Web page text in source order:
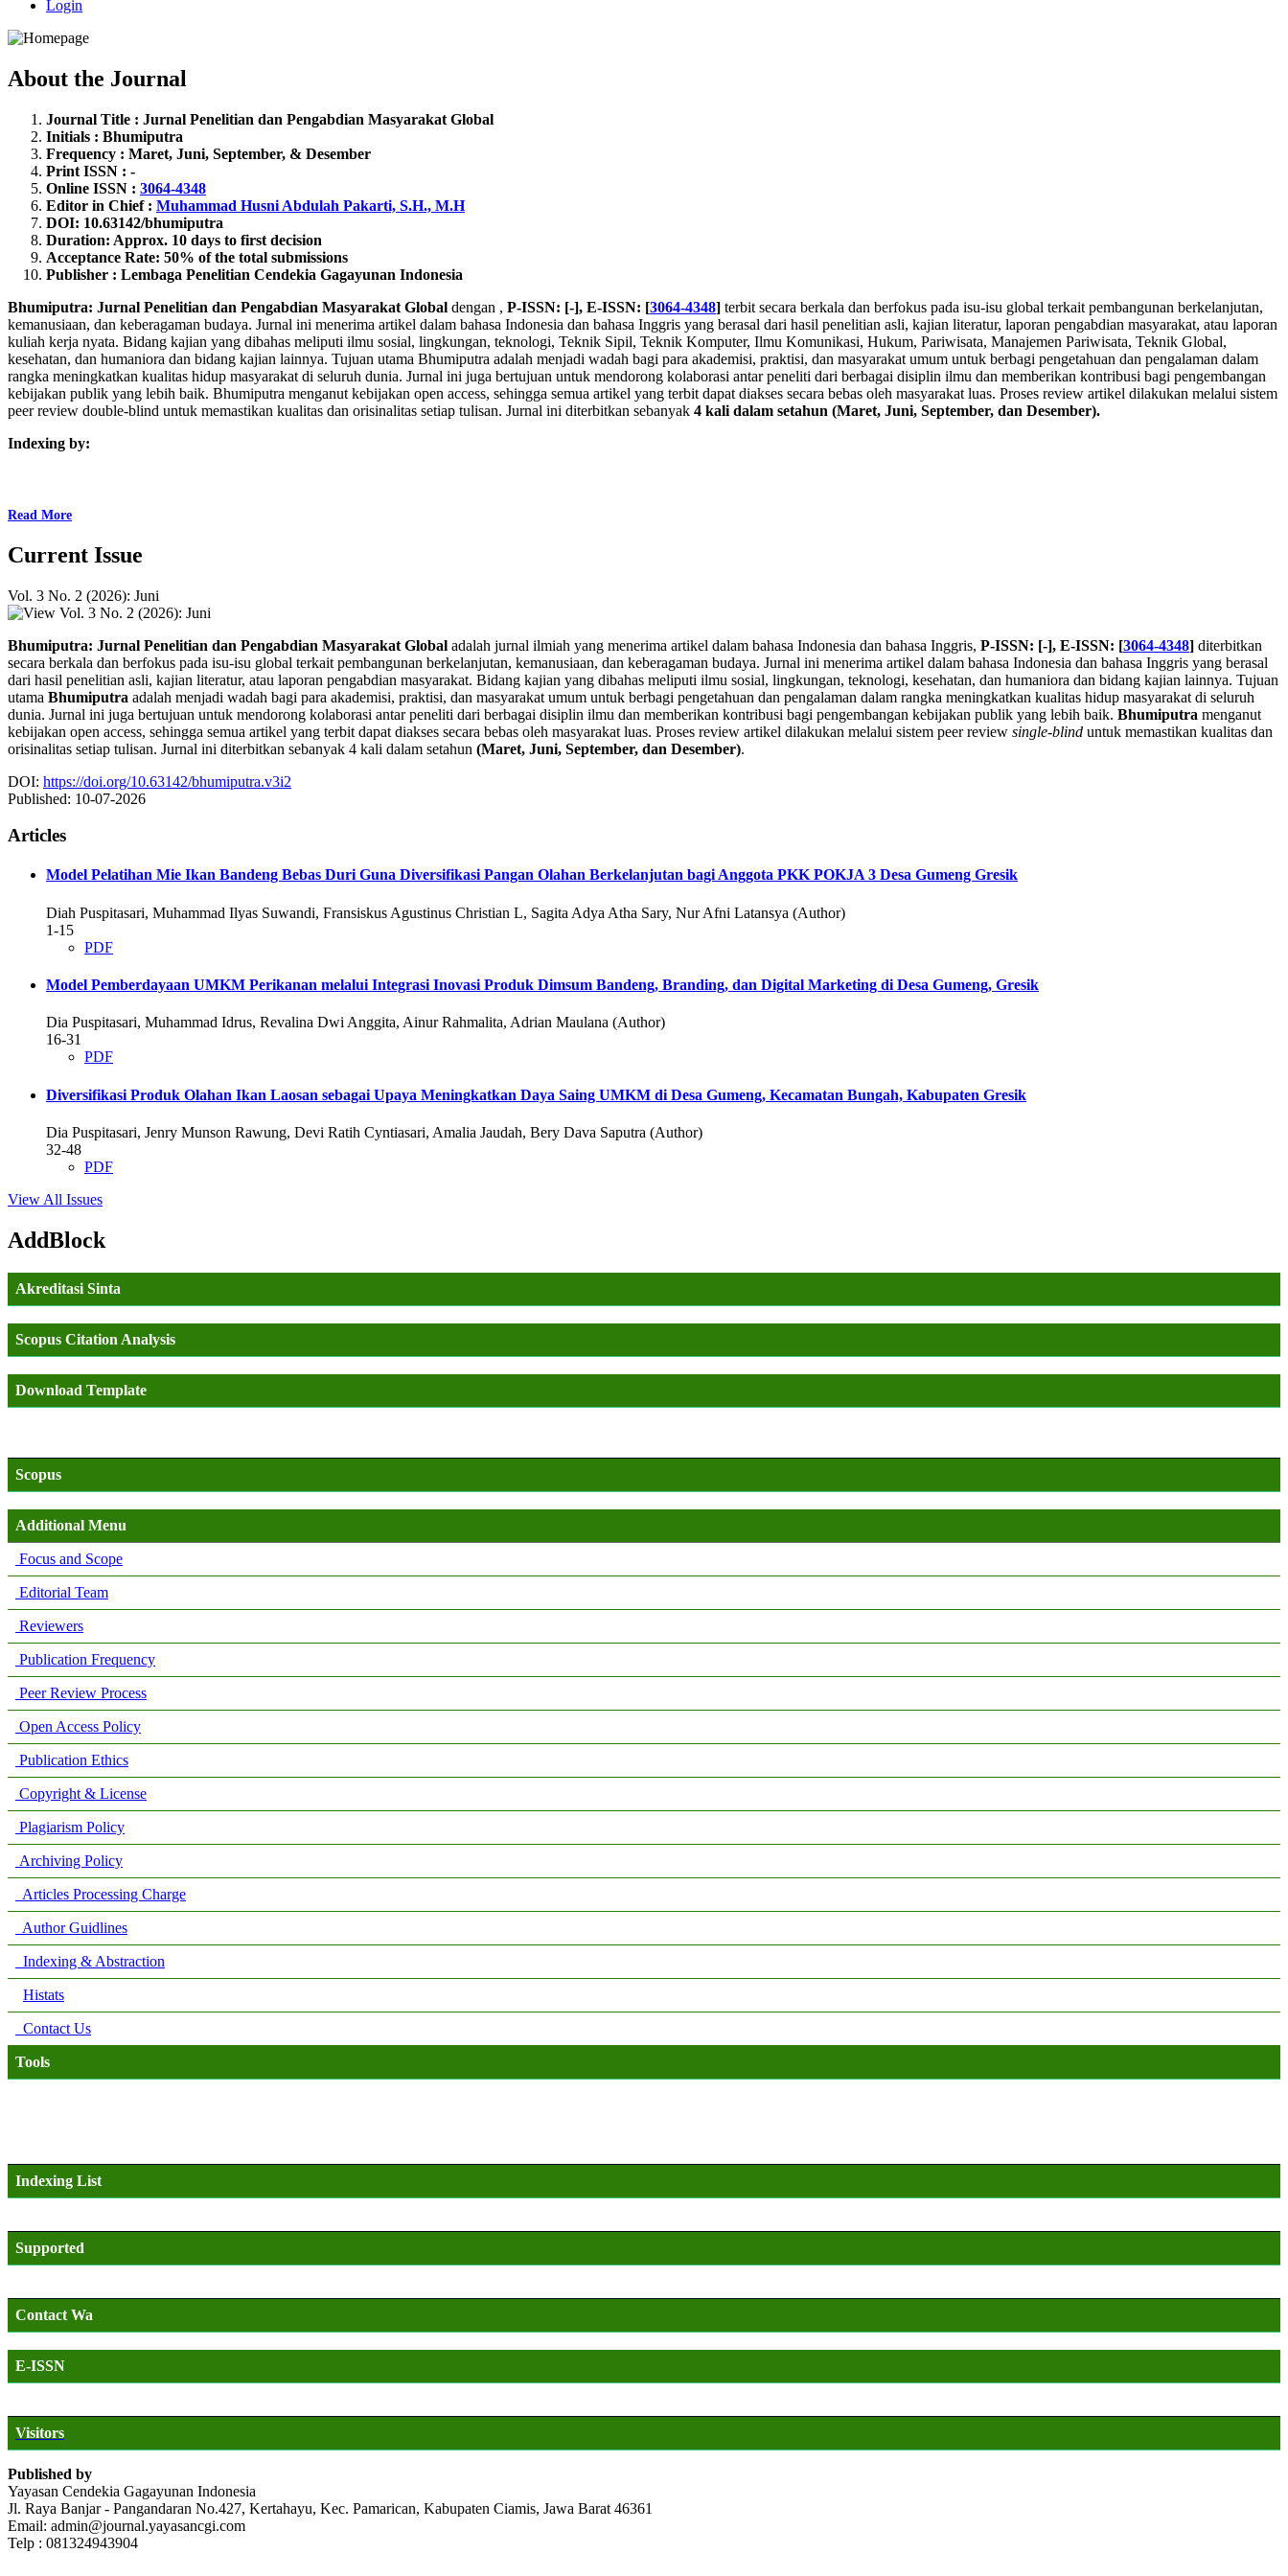
Login
About the Journal
Journal Title : Jurnal Penelitian dan Pengabdian Masyarakat Global
Initials : Bhumiputra
Frequency : Maret, Juni, September, & Desember
Print ISSN : -
Online ISSN : 3064-4348
Editor in Chief : Muhammad Husni Abdulah Pakarti, S.H., M.H
DOI: 10.63142/bhumiputra
Duration: Approx. 10 days to first decision
Acceptance Rate: 50% of the total submissions
Publisher : Lembaga Penelitian Cendekia Gagayunan Indonesia
Bhumiputra: Jurnal Penelitian dan Pengabdian Masyarakat Global dengan , P-ISSN: [-], E-ISSN: [3064-4348] terbit secara berkala dan berfokus pada isu-isu global terkait pembangunan berkelanjutan,
kemanusiaan, dan keberagaman budaya. Jurnal ini menerima artikel dalam bahasa Indonesia dan bahasa Inggris yang berasal dari hasil penelitian asli, kajian literatur, laporan pengabdian masyarakat, atau laporan
kuliah kerja nyata. Bidang kajian yang dibahas meliputi ilmu sosial, lingkungan, teknologi, Teknik Sipil, Teknik Komputer, Ilmu Komunikasi, Hukum, Pariwisata, Manajemen Pariwisata, Teknik Global,
kesehatan, dan humaniora dan bidang kajian lainnya. Tujuan utama Bhumiputra adalah menjadi wadah bagi para akademisi, praktisi, dan masyarakat umum untuk berbagi pengetahuan dan pengalaman dalam
rangka meningkatkan kualitas hidup masyarakat di seluruh dunia. Jurnal ini juga bertujuan untuk mendorong kolaborasi antar peneliti dari berbagai disiplin ilmu dan memberikan kontribusi bagi pengembangan
kebijakan publik yang lebih baik. Bhumiputra menganut kebijakan open access, sehingga semua artikel yang terbit dapat diakses secara bebas oleh masyarakat luas. Proses review artikel dilakukan melalui sistem
peer review double-blind untuk memastikan kualitas dan orisinalitas setiap tulisan. Jurnal ini diterbitkan sebanyak 4 kali dalam setahun (Maret, Juni, September, dan Desember).
Indexing by:
Read More
Current Issue
Vol. 3 No. 2 (2026): Juni
Bhumiputra: Jurnal Penelitian dan Pengabdian Masyarakat Global adalah jurnal ilmiah yang menerima artikel dalam bahasa Indonesia dan bahasa Inggris, P-ISSN: [-], E-ISSN: [3064-4348] diterbitkan
secara berkala dan berfokus pada isu-isu global terkait pembangunan berkelanjutan, kemanusiaan, dan keberagaman budaya. Jurnal ini menerima artikel dalam bahasa Indonesia dan bahasa Inggris yang berasal
dari hasil penelitian asli, kajian literatur, atau laporan pengabdian masyarakat. Bidang kajian yang dibahas meliputi ilmu sosial, lingkungan, teknologi, kesehatan, dan humaniora dan bidang kajian lainnya. Tujuan
utama Bhumiputra adalah menjadi wadah bagi para akademisi, praktisi, dan masyarakat umum untuk berbagi pengetahuan dan pengalaman dalam rangka meningkatkan kualitas hidup masyarakat di seluruh
dunia. Jurnal ini juga bertujuan untuk mendorong kolaborasi antar peneliti dari berbagai disiplin ilmu dan memberikan kontribusi bagi pengembangan kebijakan publik yang lebih baik. Bhumiputra menganut
kebijakan open access, sehingga semua artikel yang terbit dapat diakses secara bebas oleh masyarakat luas. Proses review artikel dilakukan melalui sistem peer review single-blind untuk memastikan kualitas dan
orisinalitas setiap tulisan. Jurnal ini diterbitkan sebanyak 4 kali dalam setahun (Maret, Juni, September, dan Desember).
DOI: https://doi.org/10.63142/bhumiputra.v3i2
Published: 10-07-2026
Articles
Model Pelatihan Mie Ikan Bandeng Bebas Duri Guna Diversifikasi Pangan Olahan Berkelanjutan bagi Anggota PKK POKJA 3 Desa Gumeng Gresik
Diah Puspitasari, Muhammad Ilyas Suwandi, Fransiskus Agustinus Christian L, Sagita Adya Atha Sary, Nur Afni Latansya (Author)
1-15
PDF
Model Pemberdayaan UMKM Perikanan melalui Integrasi Inovasi Produk Dimsum Bandeng, Branding, dan Digital Marketing di Desa Gumeng, Gresik
Dia Puspitasari, Muhammad Idrus, Revalina Dwi Anggita, Ainur Rahmalita, Adrian Maulana (Author)
16-31
PDF
Diversifikasi Produk Olahan Ikan Laosan sebagai Upaya Meningkatkan Daya Saing UMKM di Desa Gumeng, Kecamatan Bungah, Kabupaten Gresik
Dia Puspitasari, Jenry Munson Rawung, Devi Ratih Cyntiasari, Amalia Jaudah, Bery Dava Saputra (Author)
32-48
PDF
View All Issues
AddBlock
Akreditasi Sinta
Scopus Citation Analysis
Download Template
Scopus
Additional Menu
Focus and Scope
Editorial Team
Reviewers
Publication Frequency
Peer Review Process
Open Access Policy
Publication Ethics
Copyright & License
Plagiarism Policy
Archiving Policy
Articles Processing Charge
Author Guidlines
Indexing & Abstraction
Histats
Contact Us
Tools
Indexing List
Supported
Contact Wa
E-ISSN
Visitors
Published by
Yayasan Cendekia Gagayunan Indonesia
Jl. Raya Banjar - Pangandaran No.427, Kertahayu, Kec. Pamarican, Kabupaten Ciamis, Jawa Barat 46361
Email: admin@journal.yayasancgi.com
Telp : 081324943904